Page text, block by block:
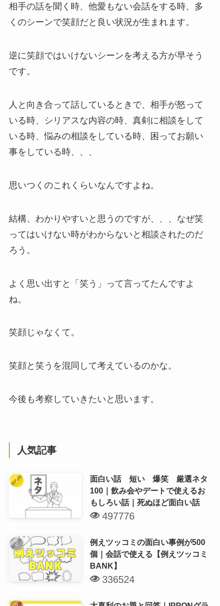
相手の話を聞く時、他愛もない会話をする時、多
くのシーンで笑顔だと良い状況が生まれます。
逆に笑顔ではいけないシーンを考える方が早そう
です。
人と向き合って話しているときで、相手が怒って
いる時、シリアスな内容の時、真剣に相談をして
いる時、悩みの相談をしている時、困ってお願い
事をしている時、、、
思いつくのこれくらいなんですよね。
結構、わかりやすいと思うのですが、、、なぜ笑
ってはいけない時がわからないと相談されたのだ
ろう。
よく思い出すと「笑う」って言ってたんですよ
ね。
笑顔じゃなくて。
笑顔と笑うを混同して考えているのかな。
今後も考察していきたいと思います。
人気記事
面白い話 短い 爆笑 厳選ネタ
100｜飲み会やデートで使えるお
もしろい話｜死ぬほど面白い話
497776
例えツッコミの面白い事例が500
個｜会話で使える【例えツッコミ
BANK】
336524